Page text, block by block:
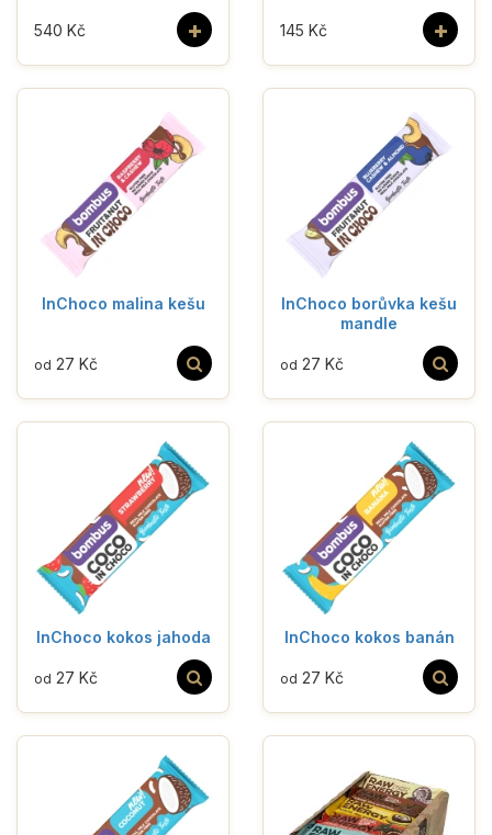
+
540 Kč +
145 Kč
InChoco malina kešu
od 27 Kč
InChoco borůvka kešu
mandle
od 27 Kč
InChoco kokos jahoda
od 27 Kč
InChoco kokos banán
od 27 Kč